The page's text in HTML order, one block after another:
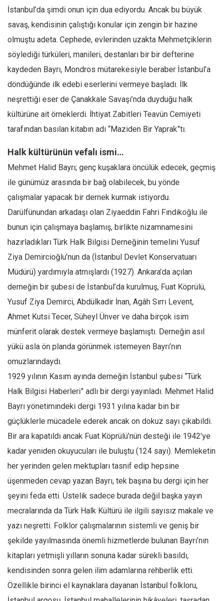
Gıda-Beslenme
Hayat
Türkiye
Siyaset
Asya
Afrika
Amerika
Avustralya
Düşünce
Dosyalar
İstanbul’da şimdi onun için dua ediyordu. Ancak bu büyük
savaş, kendisinin çalıştığı konular için zengin bir hazine
olmuştu adeta. Cephede, evlerinden uzakta Mehmetçiklerin
söylediği türküleri, manileri, destanları bir bir defterine
kaydeden Bayrı, Mondros mütarekesiyle beraber İstanbul’a
döndüğünde ilk edebi eserlerini vermeye başladı. İlk
neşrettiği eser de Çanakkale Savaşı’nda duyduğu halk
kültürüne ait örneklerdi. İhtiyat Zabitleri Teavün Cemiyeti
tarafından basılan kitabın adı “Maziden Bir Yaprak”tı.
Halk kültürünün vefalı ismi…
Mehmet Halid Bayrı; genç kuşaklara öncülük edecek, geçmiş
ile günümüz arasında bir bağ olabilecek, bu yönde
çalışmalar yapacak bir dernek kurmak istiyordu.
Darülfünundan arkadaşı olan Ziyaeddin Fahri Fındıkoğlu ile
bunun için çalışmaya başlamış, birlikte nizamnamesini
hazırladıkları Türk Halk Bilgisi Derneğinin temelini Yusuf
Ziya Demircioğlu’nun da (İstanbul Devlet Konservatuarı
Müdürü) yardımıyla atmışlardı (1927). Ankara’da açılan
derneğin bir şubesi de İstanbul’da kurulmuş, Fuat Köprülü,
Yusuf Ziya Demirci, Abdülkadir İnan, Agâh Sırrı Levent,
Ahmet Kutsi Tecer, Süheyl Ünver ve daha birçok isim
münferit olarak destek vermeye başlamıştı. Derneğin asıl
yükü asla ön planda görünmek istemeyen Bayrı’nın
omuzlarındaydı.
1929 yılının Kasım ayında derneğin İstanbul şubesi “Türk
Halk Bilgisi Haberleri” adlı bir dergi yayınladı. Mehmet Halid
Bayrı yönetimindeki dergi 1931 yılına kadar bin bir
güçlüklerle mücadele ederek ancak on dokuz sayı çıkabildi.
Bir ara kapatıldı ancak Fuat Köprülü’nün desteği ile 1942’ye
kadar yeniden okuyucuları ile buluştu (124 sayı). Memleketin
her yerinden gelen mektupları tasnif edip hepsine
üşenmeden cevap yazan Bayrı, tek başına bu dergi için her
şeyini feda etti. Üstelik sadece burada değil başka yayın
mecralarında da Türk Halk Kültürü ile ilgili sayısız makale ve
yazı neşretti. Folklor çalışmalarının sistemli ve geniş bir
şekilde yayılmasında önemli hizmetlerde bulunan Bayrı’nın
kitapları yetmişli yılların sonuna kadar sürekli basıldı,
kendisinden sonra gelen ilim adamlarına rehberlik etti.
Özellikle birinci el kaynaklara dayanan İstanbul folkloru,